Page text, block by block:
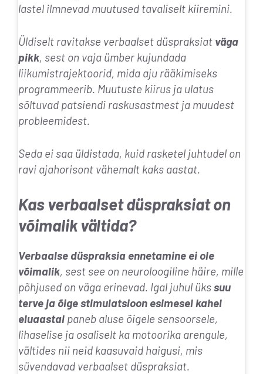
lastel ilmnevad muutused tavaliselt kiiremini.
Üldiselt ravitakse verbaalset düspraksiat väga
pikk, sest on vaja ümber kujundada
liikumistrajektoorid, mida aju rääkimiseks
programmeerib. Muutuste kiirus ja ulatus
sõltuvad patsiendi raskusastmest ja muudest
probleemidest.
Seda ei saa üldistada, kuid rasketel juhtudel on
ravi ajahorisont vähemalt kaks aastat.
Kas verbaalset düspraksiat on
võimalik vältida?
Verbaalse düspraksia ennetamine ei ole
võimalik, sest see on neuroloogiline häire, mille
põhjused on väga erinevad. Igal juhul ükssuu
terve ja õige stimulatsioon esimesel kahel
eluaastal paneb aluse õigele sensoorsele,
lihaselise ja osaliselt ka motoorika arengule,
vältides nii neid kaasuvaid haigusi, mis
süvendavad verbaalset düspraksiat.